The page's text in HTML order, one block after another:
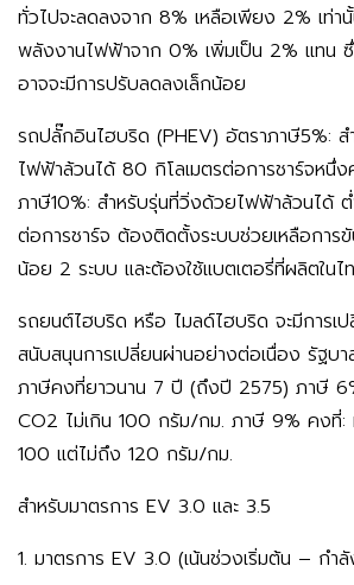
ทั่วไปจะลดลงจาก 8% เหลือเพียง 2% เท่า
พลังงานไฟฟ้าจาก 0% เพิ่มเป็น 2% แทน
อาจจะมีการปรับลดลงเล็กน้อย
รถปลั๊กอินไฮบริด (PHEV) อัตราภาษี5%: ส
ไฟฟ้าล้วนได้ 80 กิโลเมตรต่อการชาร์จหนึ่
ภาษี10%: สำหรับรุ่นที่วิ่งด้วยไฟฟ้าล้วนได้
ต่อการชาร์จ ต้องติดตั้งระบบช่วยเหลือการ
น้อย 2 ระบบ และต้องใช้แบตเตอรี่ที่ผลิตใน
รถยนต์ไฮบริด หรือ ไมลด์ไฮบริด จะมีการเ
สนับสนุนการเปลี่ยนผ่านอย่างต่อเนื่อง รัฐบา
ภาษีคงที่ยาวนาน 7 ปี (ถึงปี 2575) ภาษี
CO2 ไม่เกิน 100 กรัม/กม. ภาษี 9% คงที่:
100 แต่ไม่ถึง 120 กรัม/กม.
สำหรับมาตรการ EV 3.0 และ 3.5
1. มาตรการ EV 3.0 (เน้นช่วงเริ่มต้น – กำ